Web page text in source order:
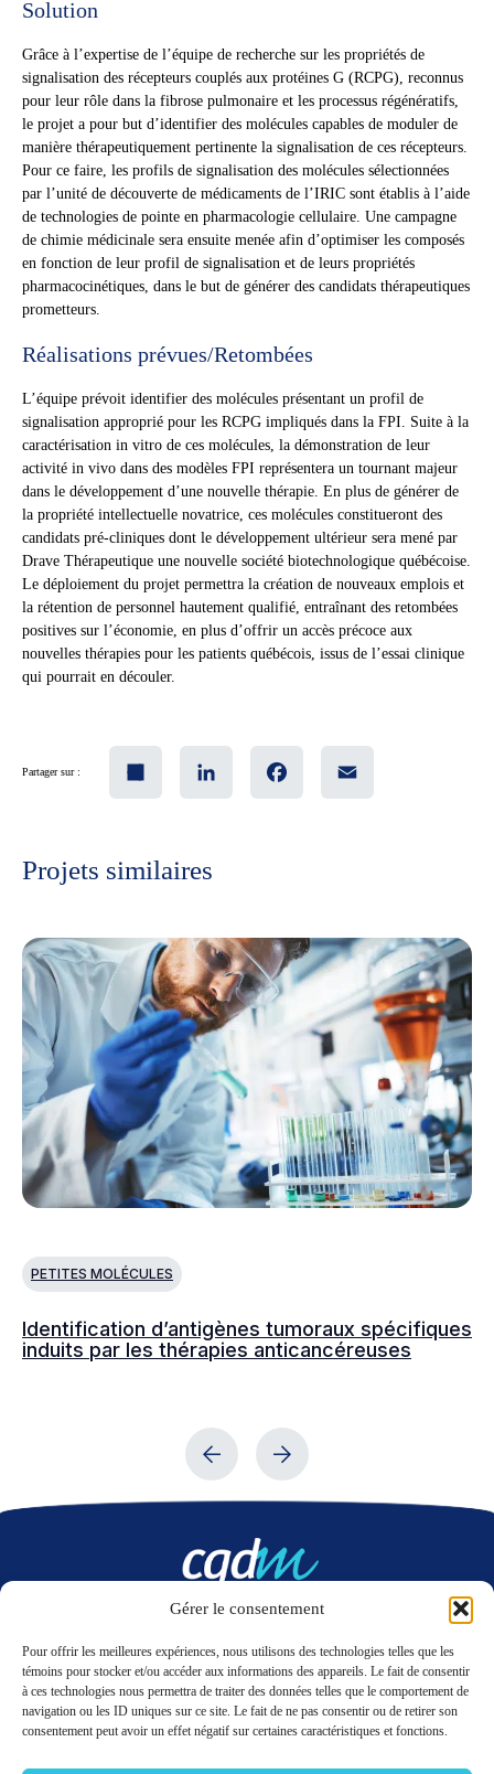
Gérer le consentement
Pour offrir les meilleures expériences, nous utilisons des technologies telles que les
témoins pour stocker et/ou accéder aux informations des appareils. Le fait de consentir
à ces technologies nous permettra de traiter des données telles que le comportement de
navigation ou les ID uniques sur ce site. Le fait de ne pas consentir ou de retirer son
consentement peut avoir un effet négatif sur certaines caractéristiques et fonctions.
Solution
Grâce à l’expertise de l’équipe de recherche sur les propriétés de
signalisation des récepteurs couplés aux protéines G (RCPG), reconnus
pour leur rôle dans la fibrose pulmonaire et les processus régénératifs,
le projet a pour but d’identifier des molécules capables de moduler de
manière thérapeutiquement pertinente la signalisation de ces récepteurs.
Pour ce faire, les profils de signalisation des molécules sélectionnées
par l’unité de découverte de médicaments de l’IRIC sont établis à l’aide
de technologies de pointe en pharmacologie cellulaire. Une campagne
de chimie médicinale sera ensuite menée afin d’optimiser les composés
en fonction de leur profil de signalisation et de leurs propriétés
pharmacocinétiques, dans le but de générer des candidats thérapeutiques
prometteurs.
Réalisations prévues/Retombées
L’équipe prévoit identifier des molécules présentant un profil de
signalisation approprié pour les RCPG impliqués dans la FPI. Suite à la
caractérisation in vitro de ces molécules, la démonstration de leur
activité in vivo dans des modèles FPI représentera un tournant majeur
dans le développement d’une nouvelle thérapie. En plus de générer de
la propriété intellectuelle novatrice, ces molécules constitueront des
candidats pré-cliniques dont le développement ultérieur sera mené par
Drave Thérapeutique une nouvelle société biotechnologique québécoise.
Le déploiement du projet permettra la création de nouveaux emplois et
la rétention de personnel hautement qualifié, entraînant des retombées
positives sur l’économie, en plus d’offrir un accès précoce aux
nouvelles thérapies pour les patients québécois, issus de l’essai clinique
qui pourrait en découler.
Partager sur :
Projets similaires
PETITES MOLÉCULES
Identification d’antigènes tumoraux spécifiques
induits par les thérapies anticancéreuses
LinkedIn Twitter